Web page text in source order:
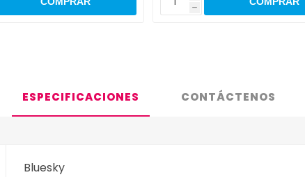
ESPECIFICACIONES CONTÁCTENOS
Bluesky